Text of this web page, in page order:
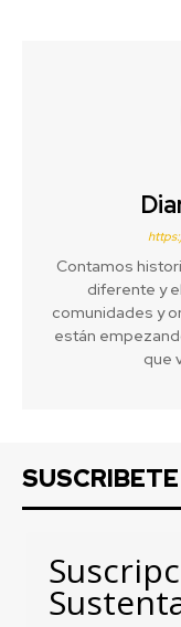
Contamos
diferente y
comunidades y
están
que
SUSCRIBETE